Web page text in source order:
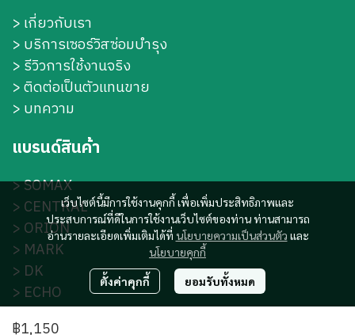
฿1,150
เว็บไซต์นี้มีการใช้งานคุกกี้ เพื่อเพิ่มประสิทธิภาพและ
ประสบการณ์ที่ดีในการใช้งานเว็บไซต์ของท่าน ท่านสามารถ
อ่านรายละเอียดเพิ่มเติมได้ที่ นโยบายความเป็นส่วนตัว และ
นโยบายคุกกี้
ตั้งค่าคุกกี้ ยอมรับทั้งหมด
> เกี่ยวกับเรา
> บริการเซอร์วิสซ่อมบำรุง
> รีวิวการใช้งานจริง
> ติดต่อเป็นตัวแทนขาย
> บทความ
แบรนด์สินค้า
>SOMAX
> CENTRAL
> ORION
> MARK
> DK
> ECHO
>S-DK